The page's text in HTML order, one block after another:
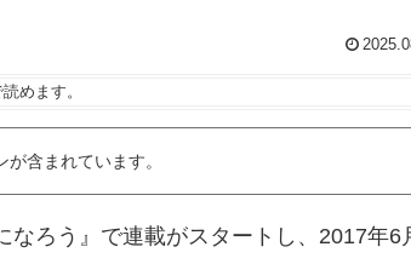
めます。
含まれています。
ろう』で連載がスタートし、2017年6